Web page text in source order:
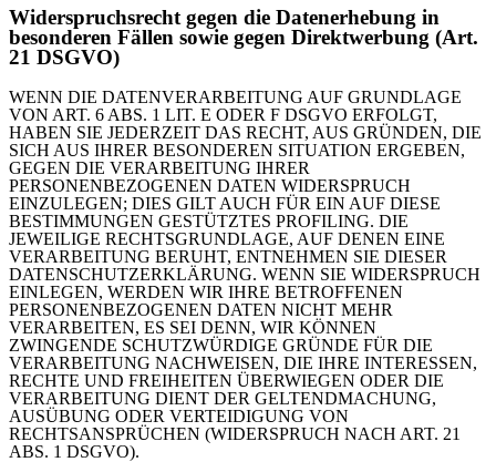
Widerspruchsrecht gegen die Datenerhebung in
besonderen Fällen sowie gegen Direktwerbung (Art.
21 DSGVO)
WENN DIE DATENVERARBEITUNG AUF GRUNDLAGE
VON ART. 6 ABS. 1 LIT. E ODER F DSGVO ERFOLGT,
HABEN SIE JEDERZEIT DAS RECHT, AUS GRÜNDEN, DIE
SICH AUS IHRER BESONDEREN SITUATION ERGEBEN,
GEGEN DIE VERARBEITUNG IHRER
PERSONENBEZOGENEN DATEN WIDERSPRUCH
EINZULEGEN; DIES GILT AUCH FÜR EIN AUF DIESE
BESTIMMUNGEN GESTÜTZTES PROFILING. DIE
JEWEILIGE RECHTSGRUNDLAGE, AUF DENEN EINE
VERARBEITUNG BERUHT, ENTNEHMEN SIE DIESER
DATENSCHUTZERKLÄRUNG. WENN SIE WIDERSPRUCH
EINLEGEN, WERDEN WIR IHRE BETROFFENEN
PERSONENBEZOGENEN DATEN NICHT MEHR
VERARBEITEN, ES SEI DENN, WIR KÖNNEN
ZWINGENDE SCHUTZWÜRDIGE GRÜNDE FÜR DIE
VERARBEITUNG NACHWEISEN, DIE IHRE INTERESSEN,
RECHTE UND FREIHEITEN ÜBERWIEGEN ODER DIE
VERARBEITUNG DIENT DER GELTENDMACHUNG,
AUSÜBUNG ODER VERTEIDIGUNG VON
RECHTSANSPRÜCHEN (WIDERSPRUCH NACH ART. 21
ABS. 1 DSGVO).